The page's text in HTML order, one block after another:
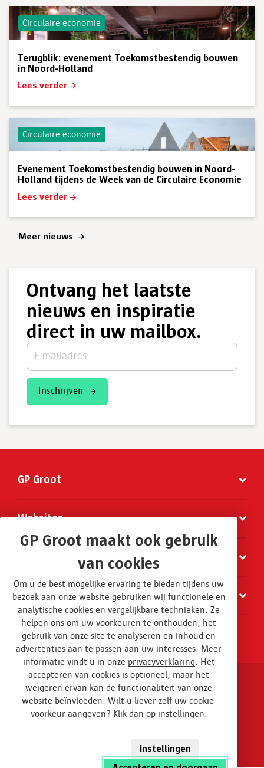
Circulaire economie
Terugblik: evenement Toekomstbestendig bouwen
in Noord-Holland
Lees verder
Circulaire economie
Evenement Toekomstbestendig bouwen in Noord-
Holland tijdens de Week van de Circulaire Economie
Lees verder
Meer nieuws
Ontvang het laatste
nieuws en inspiratie
direct in uw mailbox.
Inschrijven
GP Groot
Websites
Contact
Disclaimer en privacy
Algemene voorwaarden
Design
GP Groot maakt ook gebruik
van cookies
Om u de best mogelijke ervaring te bieden tijdens uw
bezoek aan onze website gebruiken wij functionele en
analytische cookies en vergelijkbare technieken. Ze
helpen ons om uw voorkeuren te onthouden, het
gebruik van onze site te analyseren en inhoud en
advertenties aan te passen aan uw interesses. Meer
informatie vindt u in onze privacyverklaring . Het
accepteren van cookies is optioneel, maar het
weigeren ervan kan de functionaliteit van onze
website beïnvloeden. Wilt u liever zelf uw cookie-
voorkeur aangeven? Klik dan op instellingen.
Instellingen